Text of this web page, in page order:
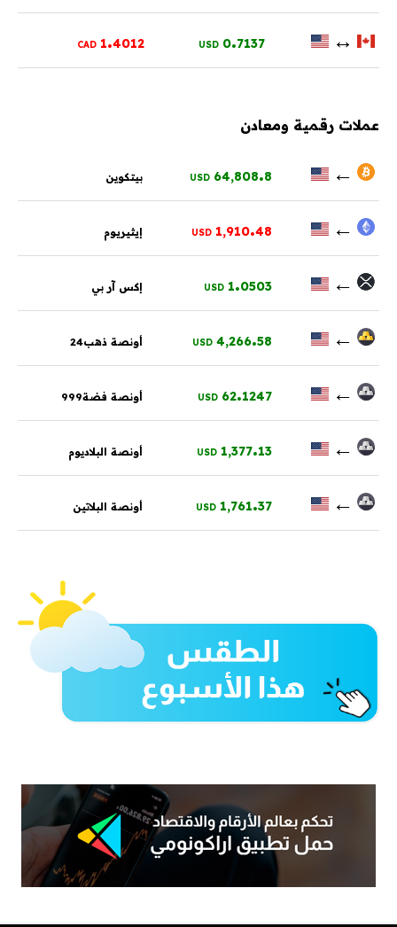
↔
0.7137
USD
1.4012
CAD
عملات رقمية ومعادن
←
64,808.8
USD بيتكوين
←
1,910.48
USD إيثيريوم
←
1.0503
USD إكس آر بي
←
4,266.58
USD أونصة ذهب24
←
62.1247
USD أونصة فضة999
←
1,377.13
USD أونصة البلاديوم
←
1,761.37
USD أونصة البلاتين